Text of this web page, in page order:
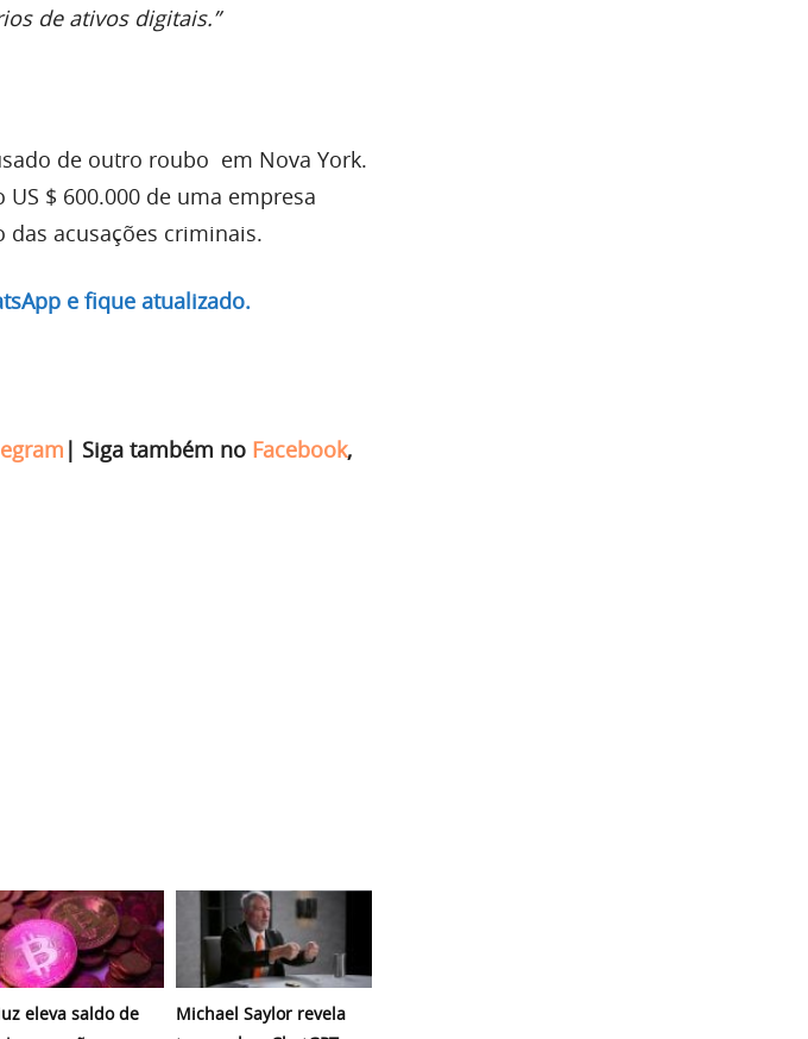
de ativos digitais.”
de outro roubo em Nova York.
$ 600.000 de uma empresa
das acusações criminais.
e fique atualizado.
| Siga também no Facebook,
eleva saldo de
Michael Saylor revela